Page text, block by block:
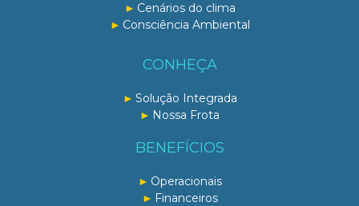
Cenários do clima
Consciência Ambiental
CONHEÇA
Solução Integrada
Nossa Frota
BENEFÍCIOS
Operacionais
Financeiros